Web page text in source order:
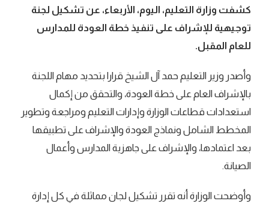
كشفت وزارة التعليم، اليوم، الأربعاء، عن تشكيل لجنة
توجيهية للإشراف على تنفيذ خطة العودة للمدارس
للعام المقبل.
وأصدر وزير التعليم حمد آل الشيخ قرارا بتحديد مهام اللجنة
بالإشراف العام على خطة العودة، والتحقق من إكمال
استعدادات قطاعات الوزارة وإدارات التعليم ومراجعة وتطوير
المخطط الشامل ونماذج العودة والإشراف على تطبيقها
بعد اعتمادها، والإشراف على جاهزية المدارس وأعمال
الصيانة.
وأوضحت الوزارة أنه تقرر تشكيل لجان مماثلة في كل إدارة